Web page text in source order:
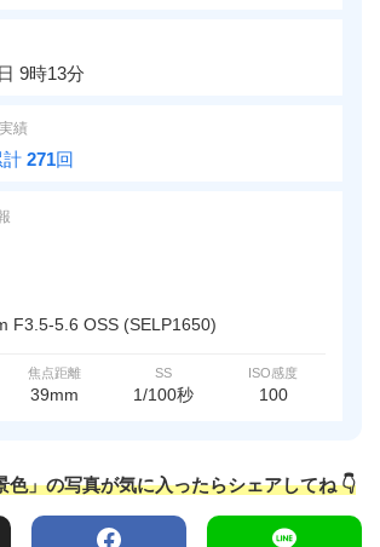
9時13分
績
計 271回
F3.5-5.6 OSS (SELP1650)
焦点距離
39mm
SS
1/100秒
ISO感度
100
色」の写真が気に入ったらシェアしてね 👇